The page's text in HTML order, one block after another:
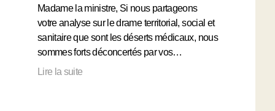
Madame la ministre, Si nous partageons
votre analyse sur le drame territorial, social et
sanitaire que sont les déserts médicaux, nous
sommes forts déconcertés par vos…
Lire la suite